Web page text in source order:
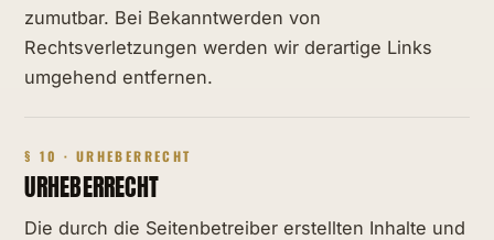
zumutbar. Bei Bekanntwerden von
Rechtsverletzungen werden wir derartige Links
umgehend entfernen.
§ 10 · URHEBERRECHT
URHEBERRECHT
Die durch die Seitenbetreiber erstellten Inhalte und